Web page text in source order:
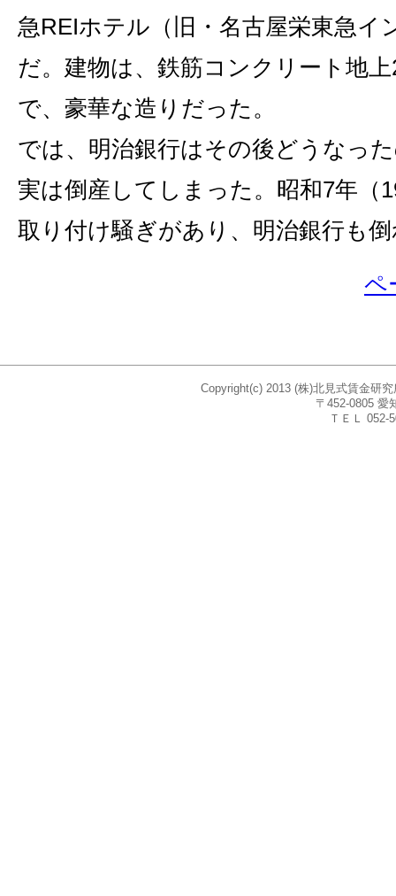
急REIホテル（旧・名古屋栄東急イ
だ。建物は、鉄筋コンクリート地
で、豪華な造りだった。
では、明治銀行はその後どうな
実は倒産してしまった。昭和7年（
取り付け騒ぎがあり、明治銀行も
ペ
Copyright(c) 2013 (株)北見式賃金研
〒452-0805 愛
ＴＥＬ 052-